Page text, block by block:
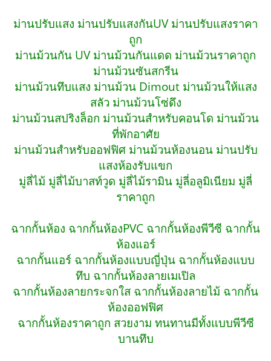
ม่านปรับแสง ม่านปรับแสงกันUV ม่านปรับแสงราคา
ถูก
ม่านม้วนกัน UV ม่านม้วนกันแดด ม่านม้วนราคาถูก
ม่านม้วนซันสกรีน
ม่านม้วนทึบแสง ม่านม้วน Dimout ม่านม้วนให้แสง
สลัว ม่านม้วนโซ่ดึง
ม่านม้วนสปริงล็อก ม่านม้วนสำหรับคอนโด ม่านม้วน
ที่พักอาศัย
ม่านม้วนสำหรับออฟฟิศ ม่านม้วนห้องนอน ม่านปรับ
แสงห้องรับแขก
มู่ลี่ไม้ มู่ลี่ไม้บาสท์วูด มู่ลี่ไม้รามิน มู่ลี่อลูมิเนียม มู่ลี่
ราคาถูก
ฉากกั้นห้อง ฉากกั้นห้องPVC ฉากกั้นห้องพีวีซี ฉากกั้น
ห้องแอร์
ฉากกั้นแอร์ ฉากกั้นห้องแบบญี่ปุ่น ฉากกั้นห้องแบบ
ทึบ ฉากกั้นห้องลายเมเปิล
ฉากกั้นห้องลายกระจกใส ฉากกั้นห้องลายไม้ ฉากกั้น
ห้องออฟฟิศ
ฉากกั้นห้องราคาถูก สวยงาม ทนทานมีทั้งแบบพีวีซี
บานทึบ